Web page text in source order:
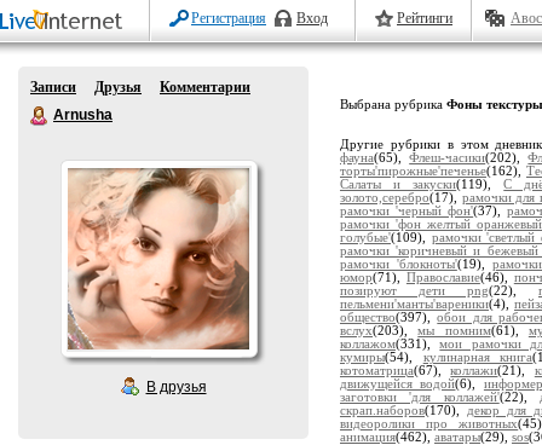
Регистрация Вход Рейтинги
Записи Друзья
Комментарии
Arnusha
В друзья
Выбрана рубрика Фоны текстуры
Другие рубрики в этом
фауна(65),Флеш-часики(202),
торты'пирожные'печенье(162),
Салаты и закуски(119),С
золото,серебро(17), рамочки для
рамочки 'черный фон'(37),
рамочки 'фон желтый
голубые'(109), рамочки 'светлый
рамочки 'коричневый и
рамочки 'блокноты'(19),
юмор(71), Православие(46),
позируют дети png(22),
пельмени'манты'вареники(4),
общество(397),обои для
вслух(203),мы помним(61),
коллажом(331),мои рамочки
кумиры(54), кулинарная книга
котоматрица(67),коллажи(21),
движущейся водой(6),
заготовки 'для коллажей'(22),
скрап.наборов(170), декор для
видеоролики про животных
анимация(462), аватары(29), sos